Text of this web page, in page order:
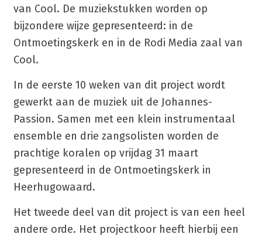
van Cool. De muziekstukken worden op
bijzondere wijze gepresenteerd: in de
Ontmoetingskerk en in de Rodi Media zaal van
Cool.
In de eerste 10 weken van dit project wordt
gewerkt aan de muziek uit de Johannes-
Passion. Samen met een klein instrumentaal
ensemble en drie zangsolisten worden de
prachtige koralen op vrijdag 31 maart
gepresenteerd in de Ontmoetingskerk in
Heerhugowaard.
Het tweede deel van dit project is van een heel
andere orde. Het projectkoor heeft hierbij een